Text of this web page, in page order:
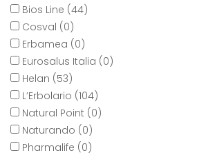
Bios Line (44)
Cosval (0)
Erbamea (0)
Eurosalus Italia (0)
Helan (53)
L’Erbolario (104)
Natural Point (0)
Naturando (0)
Pharmalife (0)